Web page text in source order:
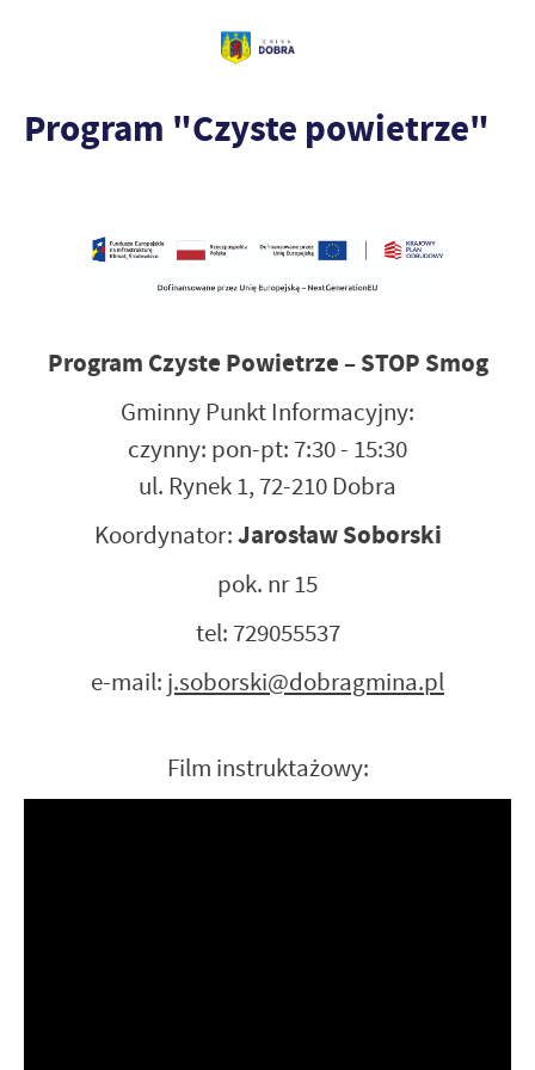
Program "Czyste powietrze"
Program Czyste Powietrze – STOP Smog
Gminny Punkt Informacyjny:
czynny: pon-pt: 7:30 - 15:30
ul. Rynek 1, 72-210 Dobra
Koordynator:Jarosław Soborski
pok. nr 15
tel: 729055537
e-mail: j.soborski@dobragmina.pl
Film instruktażowy: